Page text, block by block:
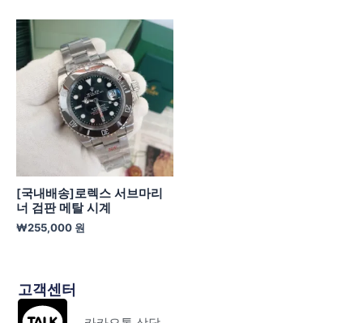
[국내배송]로렉스 서브마리
너 검판 메탈 시계
₩255,000 원
고객센터